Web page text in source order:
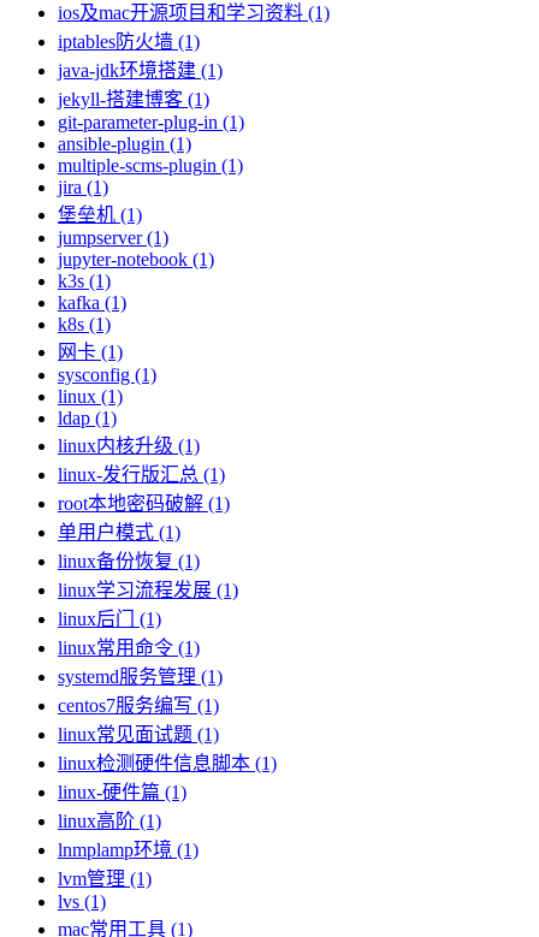
ios及mac开源项目和学习资料 (1)
iptables防火墙 (1)
java-jdk环境搭建 (1)
jekyll-搭建博客 (1)
git-parameter-plug-in (1)
ansible-plugin (1)
multiple-scms-plugin (1)
jira (1)
堡垒机 (1)
jumpserver (1)
jupyter-notebook (1)
k3s (1)
kafka (1)
k8s (1)
网卡 (1)
sysconfig (1)
linux (1)
ldap (1)
linux内核升级 (1)
linux-发行版汇总 (1)
root本地密码破解 (1)
单用户模式 (1)
linux备份恢复 (1)
linux学习流程发展 (1)
linux后门 (1)
linux常用命令 (1)
systemd服务管理 (1)
centos7服务编写 (1)
linux常见面试题 (1)
linux检测硬件信息脚本 (1)
linux-硬件篇 (1)
linux高阶 (1)
lnmplamp环境 (1)
lvm管理 (1)
lvs (1)
mac常用工具 (1)